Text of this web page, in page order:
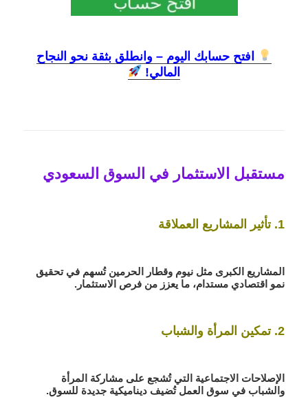
افتح حسابك اليوم – وانطلق بثقة نحو النجاح
المالي!
مستقبل الاستثمار في السوق السعودي
1. تأثير المشاريع العملاقة
المشاريع الكبرى مثل نيوم وقطار الحرمين تُسهم في تحقيق
نمو اقتصادي مستدام، ما يعزز من فرص الاستثمار.
2. تمكين المرأة والشباب
الإصلاحات الاجتماعية التي تُشجع على مشاركة المرأة
والشباب في سوق العمل تُضيف ديناميكية جديدة للسوق.